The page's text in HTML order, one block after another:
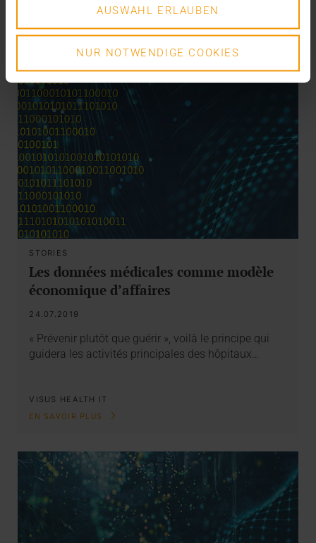
AUSWAHL ERLAUBEN
NUR NOTWENDIGE COOKIES
STORIES
Les données médicales comme modèle
économique d’affaires
24.07.2019
« Prévenir plutôt que guérir », voilà le principe qui
guidera les activités principales des hôpitaux…
VISUS HEALTH IT
EN SAVOIR PLUS